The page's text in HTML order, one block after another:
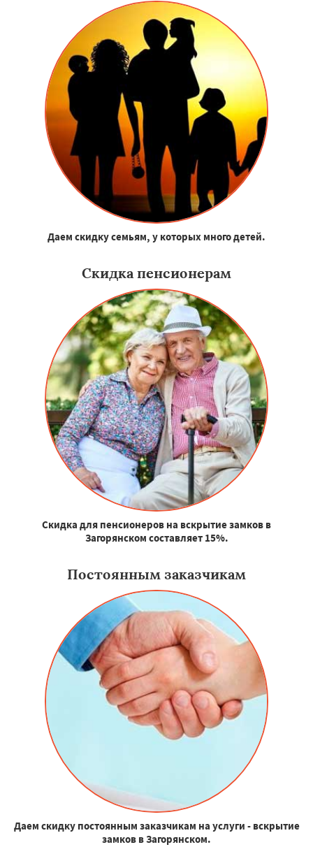
Даем скидку семьям, у которых много детей.
Скидка пенсионерам
Скидка для пенсионеров на вскрытие замков в
Загорянском составляет 15%.
Постоянным заказчикам
Даем скидку постоянным заказчикам на услуги - вскрытие
замков в Загорянском.